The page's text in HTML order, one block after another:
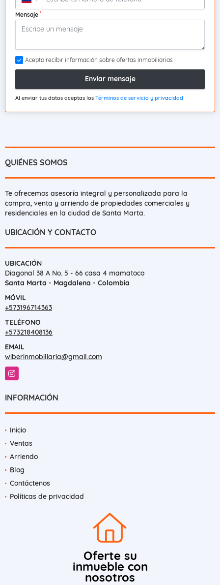
Mensaje *
Acepto recibir información sobre ofertas inmobiliarias
Enviar mensaje
Al enviar tus datos aceptas los Términos de servicio y privacidad
QUIÉNES SOMOS
Te ofrecemos asesoría integral y personalizada para la
compra, venta y arriendo de propiedades comerciales y
residenciales en la ciudad de Santa Marta.
UBICACIÓN Y CONTACTO
UBICACIÓN
Diagonal 38 A No. 5 - 66 casa 4 mamatoco
Santa Marta - Magdalena - Colombia
MÓVIL
+573196714363
TELÉFONO
+573218408136
EMAIL
wiberinmobiliaria@gmail.com
Instagram
INFORMACIÓN
Inicio
Ventas
Arriendo
Blog
Contáctenos
Políticas de privacidad
Oferte su
inmueble con
nosotros